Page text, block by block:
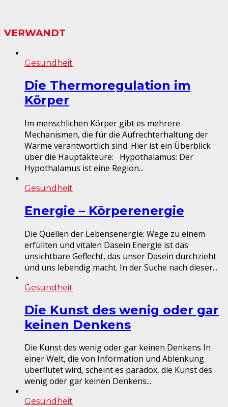
VERWANDT
Gesundheit
Die Thermoregulation im
Körper
Im menschlichen Körper gibt es mehrere
Mechanismen, die für die Aufrechterhaltung der
Wärme verantwortlich sind. Hier ist ein Überblick
über die Hauptakteure: Hypothalamus: Der
Hypothalamus ist eine Region...
Gesundheit
Energie – Körperenergie
Die Quellen der Lebensenergie: Wege zu einem
erfüllten und vitalen Dasein Energie ist das
unsichtbare Geflecht, das unser Dasein durchzieht
und uns lebendig macht. In der Suche nach dieser...
Gesundheit
Die Kunst des wenig oder gar
keinen Denkens
Die Kunst des wenig oder gar keinen Denkens In
einer Welt, die von Information und Ablenkung
überflutet wird, scheint es paradox, die Kunst des
wenig oder gar keinen Denkens...
Gesundheit